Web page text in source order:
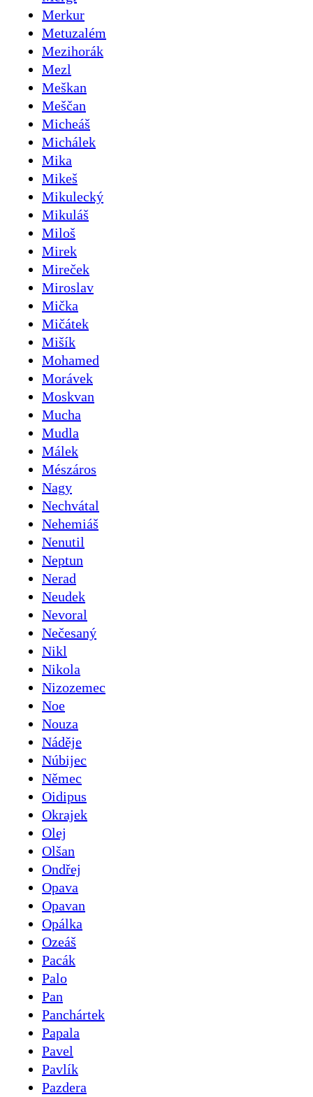
Merkur
Metuzalém
Mezihorák
Mezl
Meškan
Meščan
Micheáš
Michálek
Mika
Mikeš
Mikulecký
Mikuláš
Miloš
Mirek
Mireček
Miroslav
Mička
Mičátek
Mišík
Mohamed
Morávek
Moskvan
Mucha
Mudla
Málek
Mészáros
Nagy
Nechvátal
Nehemiáš
Nenutil
Neptun
Nerad
Neudek
Nevoral
Nečesaný
Nikl
Nikola
Nizozemec
Noe
Nouza
Náděje
Núbijec
Němec
Oidipus
Okrajek
Olej
Olšan
Ondřej
Opava
Opavan
Opálka
Ozeáš
Pacák
Palo
Pan
Panchártek
Papala
Pavel
Pavlík
Pazdera